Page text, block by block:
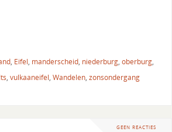
, Eifel, manderscheid, niederburg, oberburg,
, vulkaaneifel, Wandelen, zonsondergang
GEEN REACTIES